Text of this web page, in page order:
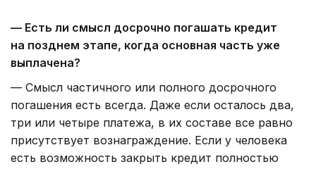
— Есть ли смысл досрочно погашать кредит
на позднем этапе, когда основная часть уже
выплачена?
— Смысл частичного или полного досрочного
погашения есть всегда. Даже если осталось два,
три или четыре платежа, в их составе все равно
присутствует вознаграждение. Если у человека
есть возможность закрыть кредит полностью